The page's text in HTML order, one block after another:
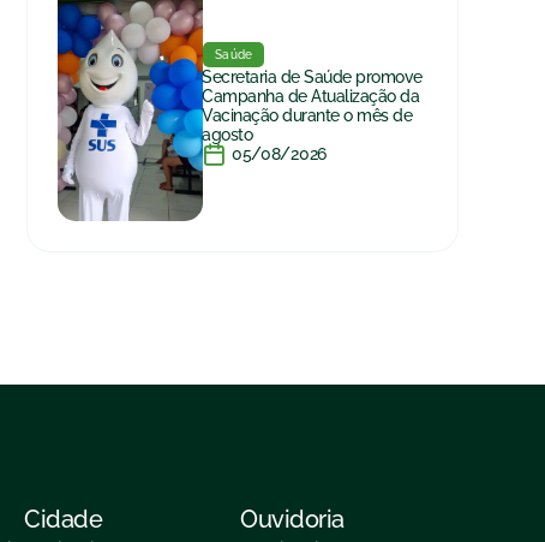
Saúde
Secretaria de Saúde promove
Campanha de Atualização da
Vacinação durante o mês de
agosto
05/08/2026
Cidade Ouvidoria